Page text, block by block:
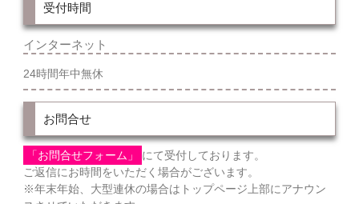
受付時間
インターネット
24時間年中無休
お問合せ
「お問合せフォーム」
にて受付しております。
ご返信にお時間をいただく場合がございます。
※年末年始、大型連休の場合はトップページ上部にアナウン